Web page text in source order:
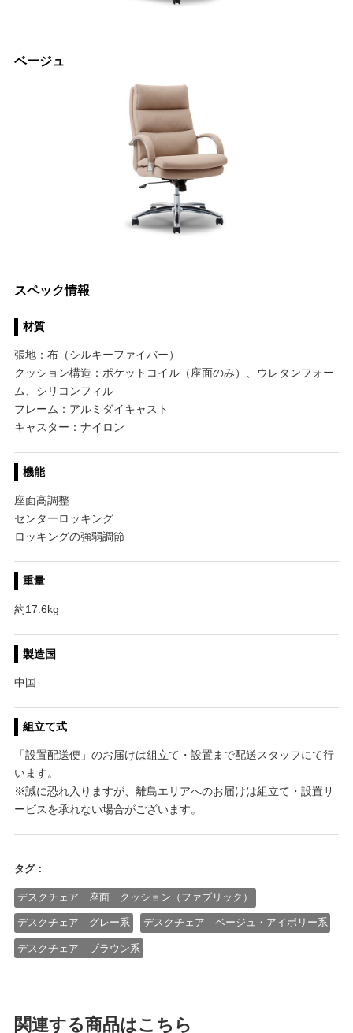
ベージュ
スペック情報
材質
張地：布（シルキーファイバー）
クッション構造：ポケットコイル（座面のみ）、ウレタンフォー
ム、シリコンフィル
フレーム：アルミダイキャスト
キャスター：ナイロン
機能
座面高調整
センターロッキング
ロッキングの強弱調節
重量
約17.6kg
製造国
中国
組立て式
「設置配送便」のお届けは組立て・設置まで配送スタッフにて行
います。
※誠に恐れ入りますが、離島エリアへのお届けは組立て・設置サ
ービスを承れない場合がございます。
タグ：
デスクチェア 座面 クッション（ファブリック）
デスクチェア グレー系 デスクチェア ベージュ・アイボリー系
デスクチェア ブラウン系
関連する商品はこちら